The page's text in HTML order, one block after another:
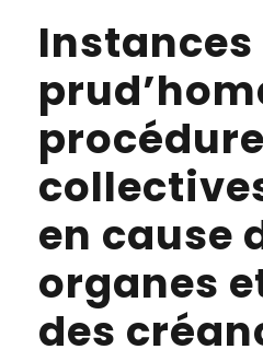
Instances
en cause
organes
des